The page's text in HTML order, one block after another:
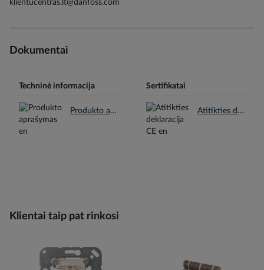
klientucentras.lt@danfoss.com
Dokumentai
Techninė informacija
Produkto aprašymas en.pdf
Sertifikatai
Atitikties deklaracija CE en.pdf
Klientai taip pat rinkosi